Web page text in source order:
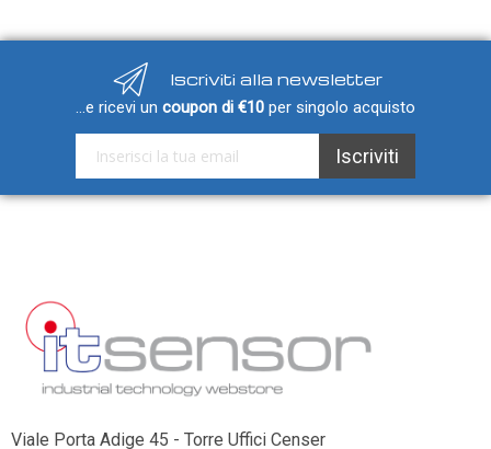
Iscriviti alla newsletter
...e ricevi un coupon di €10 per singolo acquisto
Iscriviti alla nostra Newsletter: Iscriviti
Viale Porta Adige 45 - Torre Uffici Censer